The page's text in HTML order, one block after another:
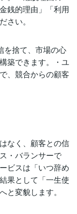
銭的理由」「利用
さい。
を捨て、市場の心
築できます。・ユ
、競合からの顧客
なく、顧客との信
・バランサーで
ビスは「いつ辞め
果として「一生使
と変貌します。